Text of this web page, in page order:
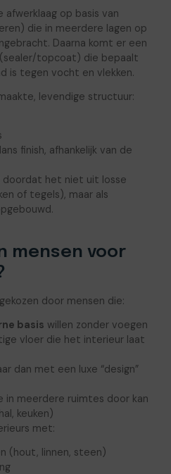
op basis van
die in meerdere lagen op
Daarna komt er een
topcoat) die bepaalt
is tegen vocht en vlekken.
levendige structuur:
finish, afhankelijk van de
het niet uit losse
of tegels), maar als
mensen voor
door mensen die:
basis willen zonder voegen
vloer die het interieur laat
dan met een luxe “design”
in meerdere ruimtes door kan
keuken)
met:
(hout, linnen, steen)